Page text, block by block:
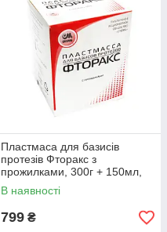
Пластмаса для базисів
протезів Фторакс з
прожилками, 300г + 150мл,
СТОМА
В наявності
799 ₴